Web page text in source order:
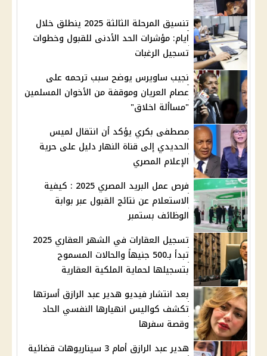
تنسيق المرحلة الثالثة 2025 ينطلق خلال
ايام: مؤشرات الحد الأدنى للقبول وخطوات
تسجيل الرغبات
نجيب ساويرس يوضح سبب ترحمه على
عصام العريان وموقفة من الأخوان المسلمين
"مساألة اخلاق"
مصطفى بكري يؤكد أن انتقال لميس
الحديدي إلى قناة النهار دليل على حرية
الإعلام المصري
فرص عمل البريد المصري 2025 : كيفية
الاستعلام عن نتائج القبول عبر بوابة
الوظائف بستمبر
تسجيل العقارات في الشهر العقاري 2025
تبدأ بـ500 جنيهاً والحالات المسموح
بتسجيلها لحماية الملكية العقارية
بعد انتشار فيديو هدير عبد الرازق أسرتها
تكشف كواليس انهيارها النفسي الحاد
وقصة سفرها
هدير عبد الرازق أمام 3 سيناريوهات قضائية